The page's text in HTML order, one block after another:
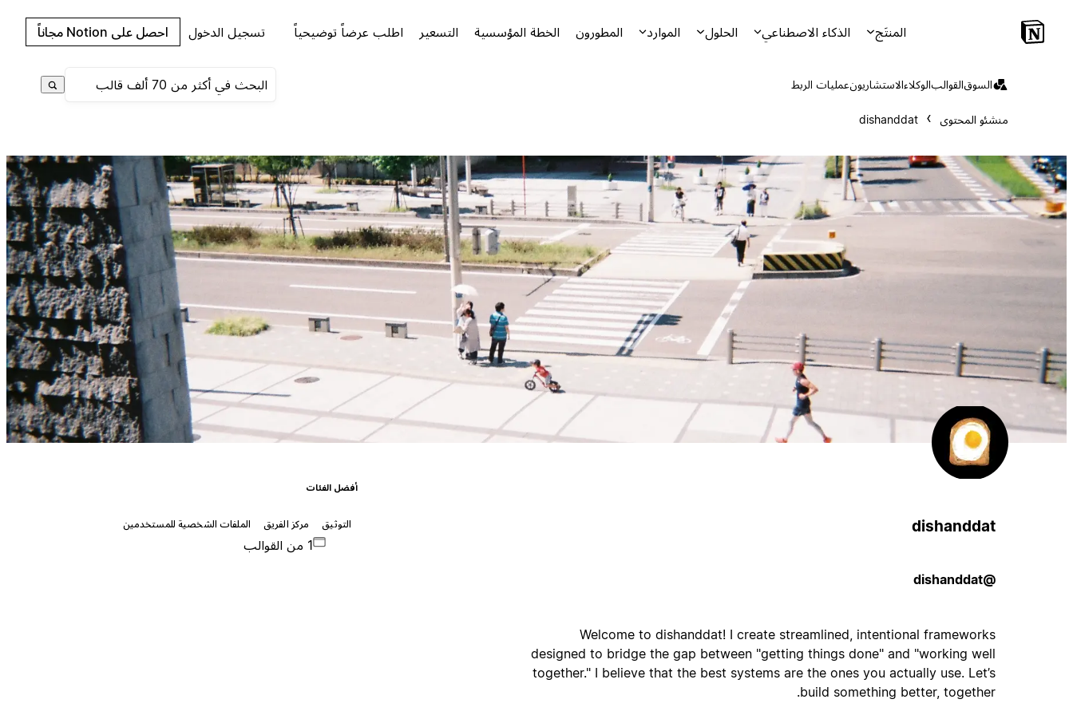
المنتَج الذكاء الاصطناعي الحلول الموارد المطورون الخطة المؤسسية التسعير اطلب عرضاً توضيحياً تسجيل الدخول احصل على Notion مجاناً
السوقالقوالبالوكلاءالاستشاريونعمليات الربط
منشئو المحتوى dishanddat
dishanddat
@dishanddat
Welcome to dishanddat! I create streamlined, intentional frameworks
designed to bridge the gap between "getting things done" and "working well
together." I believe that the best systems are the ones you actually use. Let’s
build something better, together.
أفضل الفئات
التوثيق مركز الفريق الملفات الشخصية للمستخدمين
1 من القوالب